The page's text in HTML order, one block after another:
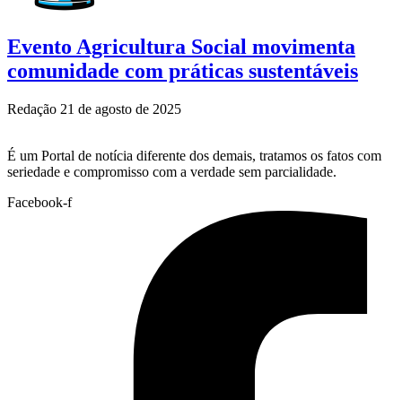
Evento Agricultura Social movimenta
comunidade com práticas sustentáveis
Redação 21 de agosto de 2025
É um Portal de notícia diferente dos demais, tratamos os fatos com
seriedade e compromisso com a verdade sem parcialidade.
Facebook-f